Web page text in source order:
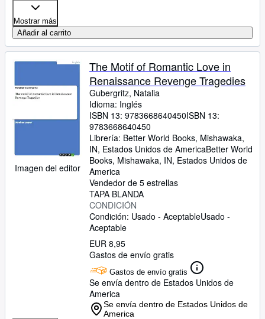
Mostrar más
Añadir al carrito
Imagen del editor
The Motif of Romantic Love in
Renaissance Revenge Tragedies
Gubergritz, Natalia
Idioma: Inglés
ISBN 13: 9783668640450ISBN 13:
9783668640450
Librería: Better World Books, Mishawaka,
IN, Estados Unidos de AmericaBetter World
Books, Mishawaka, IN, Estados Unidos de
America
Vendedor de 5 estrellas
TAPA BLANDA
CONDICIÓN
Condición: Usado - AceptableUsado -
Aceptable
EUR 8,95
Gastos de envío gratis
Gastos de envío gratis
Se envía dentro de Estados Unidos de
America
Se envía dentro de Estados Unidos de
America